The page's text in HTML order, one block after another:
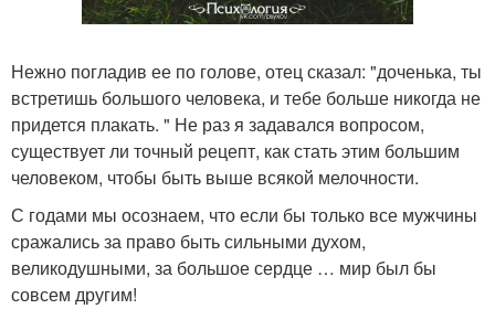
Нежно погладив ее по голове, отец сказал: "доченька, ты
встретишь большого человека, и тебе больше никогда не
придется плакать. " Не раз я задавался вопросом,
существует ли точный рецепт, как стать этим большим
человеком, чтобы быть выше всякой мелочности.
С годами мы осознаем, что если бы только все мужчины
сражались за право быть сильными духом,
великодушными, за большое сердце … мир был бы
совсем другим!